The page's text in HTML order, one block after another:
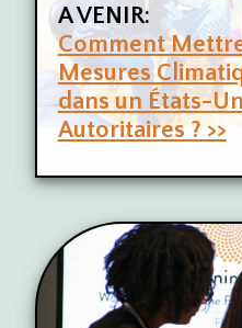
A VENIR:
Comment
Mesures
dans un États-
Autoritaires ? >>